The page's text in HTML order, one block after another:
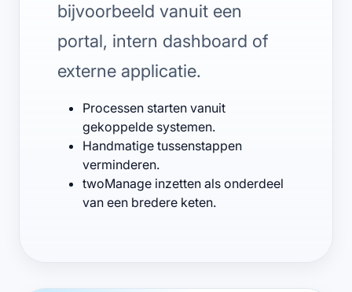
bijvoorbeeld vanuit een
portal, intern dashboard of
externe applicatie.
Processen starten vanuit
gekoppelde systemen.
Handmatige tussenstappen
verminderen.
twoManage inzetten als onderdeel
van een bredere keten.